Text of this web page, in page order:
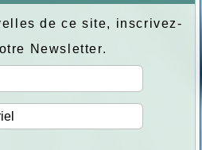
de ce site, inscrivez-
Newsletter.